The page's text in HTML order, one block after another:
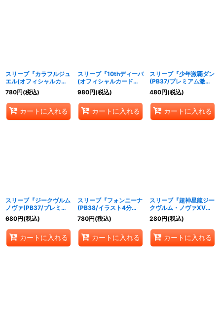
スリーブ『カラフルジュ
エル(オフィシャルカー
ドスリーブ2025契約編:
環)』50枚【-】{-}《サ
プライ》
780円(税込)
カートに入れる
スリーブ『10thディーバ
(オフィシャルカードス
リーブ2025契約編:
環)』50枚【-】{-}《サ
プライ》
980円(税込)
カートに入れる
スリーブ『少年激覇ダン
(PB37/プレミアム激覇
BOX)』50枚【-】{-}
《サプライ》
480円(税込)
カートに入れる
スリーブ『ジークヴルム
ノヴァ(PB37/プレミア
ム激覇BOX)』50枚
【-】{-}《サプライ》
680円(税込)
カートに入れる
スリーブ『フォンニーナ
(PB38/イラスト4分
割)』50枚【-】{-}《サ
プライ》
780円(税込)
カートに入れる
スリーブ『超神星龍ジー
クヴルム・ノヴァXV』
40枚【-】{-}《サプラ
イ》
280円(税込)
カートに入れる